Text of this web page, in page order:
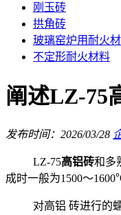
刚玉砖
拱角砖
玻璃窑炉用耐火
不定形耐火材料
阐述LZ-75
发布时间：2026/03/28
LZ-75高铝砖和多
成时一般为1500～
对高铝 砖进行的蠕变